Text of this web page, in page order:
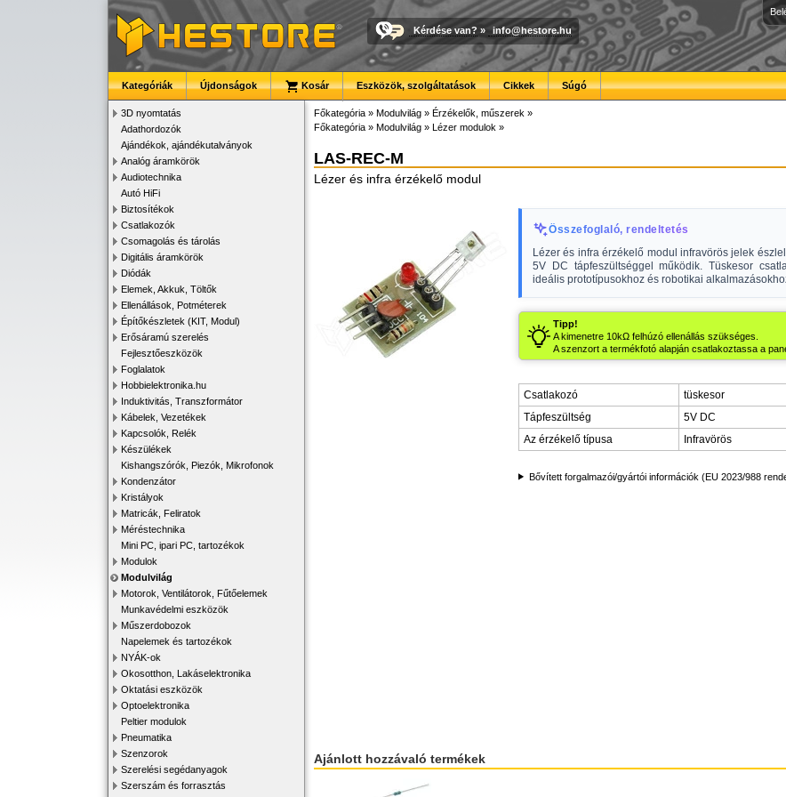
Kérdése van? » info@hestore.hu
Kategóriák Újdonságok Kosár Eszközök, szolgáltatások Cikkek Súgó
3D nyomtatás
Adathordozók
Ajándékok, ajándékutalványok
Analóg áramkörök
Audiotechnika
Autó HiFi
Biztosítékok
Csatlakozók
Csomagolás és tárolás
Digitális áramkörök
Diódák
Elemek, Akkuk, Töltők
Ellenállások, Potméterek
Építőkészletek (KIT, Modul)
Erősáramú szerelés
Fejlesztőeszközök
Foglalatok
Hobbielektronika.hu
Induktivitás, Transzformátor
Kábelek, Vezetékek
Kapcsolók, Relék
Készülékek
Kishangszórók, Piezók, Mikrofonok
Kondenzátor
Kristályok
Matricák, Feliratok
Méréstechnika
Mini PC, ipari PC, tartozékok
Modulok
Modulvilág
Motorok, Ventilátorok, Fűtőelemek
Munkavédelmi eszközök
Műszerdobozok
Napelemek és tartozékok
NYÁK-ok
Okosotthon, Lakáselektronika
Oktatási eszközök
Optoelektronika
Peltier modulok
Pneumatika
Szenzorok
Szerelési segédanyagok
Szerszám és forrasztás
Főkategória » Modulvilág » Érzékelők, műszerek »
Főkategória » Modulvilág » Lézer modulok »
LAS-REC-M
Lézer és infra érzékelő modul
Összefoglaló, rendeltetés
Lézer és infra érzékelő modul infravörös jelek
5V DC tápfeszültséggel működik. Tüskesor
ideális prototípusokhoz és robotikai
Tipp!
A kimenetre 10kΩ felhúzó ellenállás szükséges.
A szenzort a termékfotó alapján csatlakoztassa a
Csatlakozó
tüskesor
Tápfeszültség
5V DC
Az érzékelő típusa
Infravörös
Bővített forgalmazói/gyártói információk (EU 2023/988
Ajánlott hozzávaló termékek